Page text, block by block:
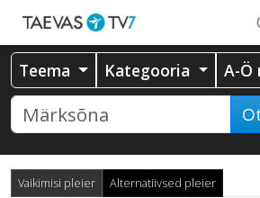
Teema Kategooria A-Ö
Vaikimisi pleier Alternatiivsed pleier